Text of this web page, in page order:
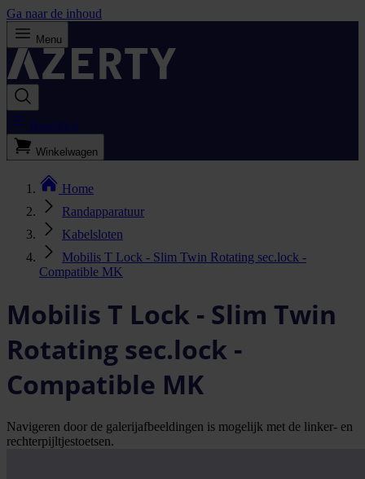
Ga naar de inhoud
Menu
Bestellijst
Winkelwagen
Home
Randapparatuur
Kabelsloten
Mobilis T Lock - Slim Twin Rotating sec.lock -
Compatible MK
Mobilis T Lock - Slim Twin
Rotating sec.lock -
Compatible MK
Navigeren door de galerijafbeeldingen is mogelijk met de linker- en
rechterpijltjestoetsen.